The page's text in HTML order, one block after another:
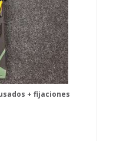
+ fijaciones